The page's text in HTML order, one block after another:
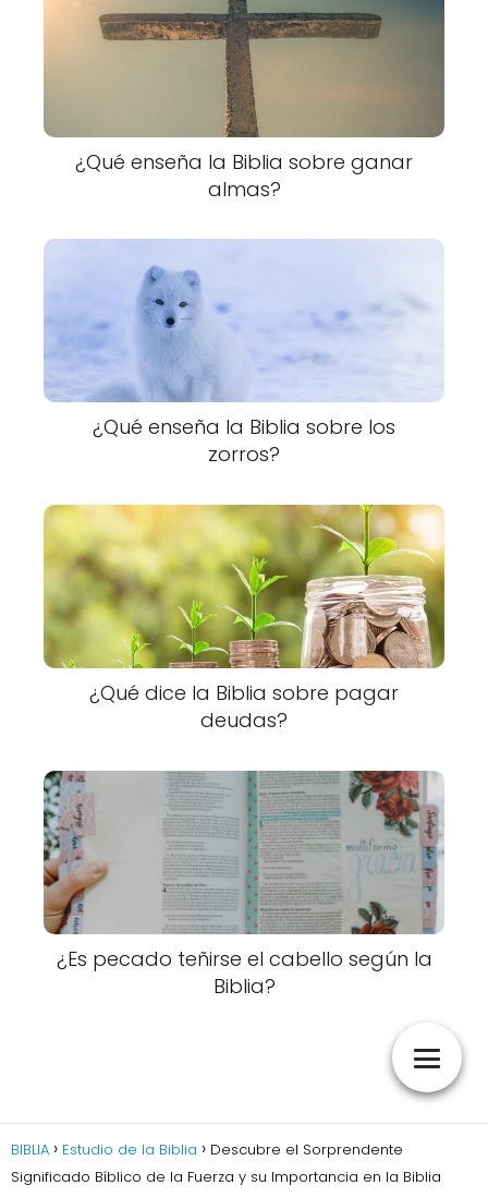
¿Qué enseña la Biblia sobre ganar
almas?
¿Qué enseña la Biblia sobre los
zorros?
¿Qué dice la Biblia sobre pagar
deudas?
¿Es pecado teñirse el cabello según la
Biblia?
BIBLIA Estudio de la Biblia
Descubre el Sorprendente
Significado Bíblico de la Fuerza y su Importancia en la Biblia